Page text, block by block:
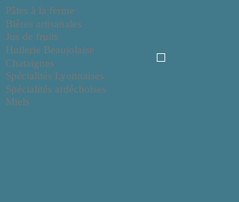
Pâtes à la ferme
Bières artisanales
Jus de fruits
Huilerie Beaujolaise
Chataignes
Spécialités Lyonnaises
Spécialités ardéchoises
Miels